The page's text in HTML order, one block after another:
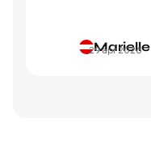
Marielle
29 apr 2026